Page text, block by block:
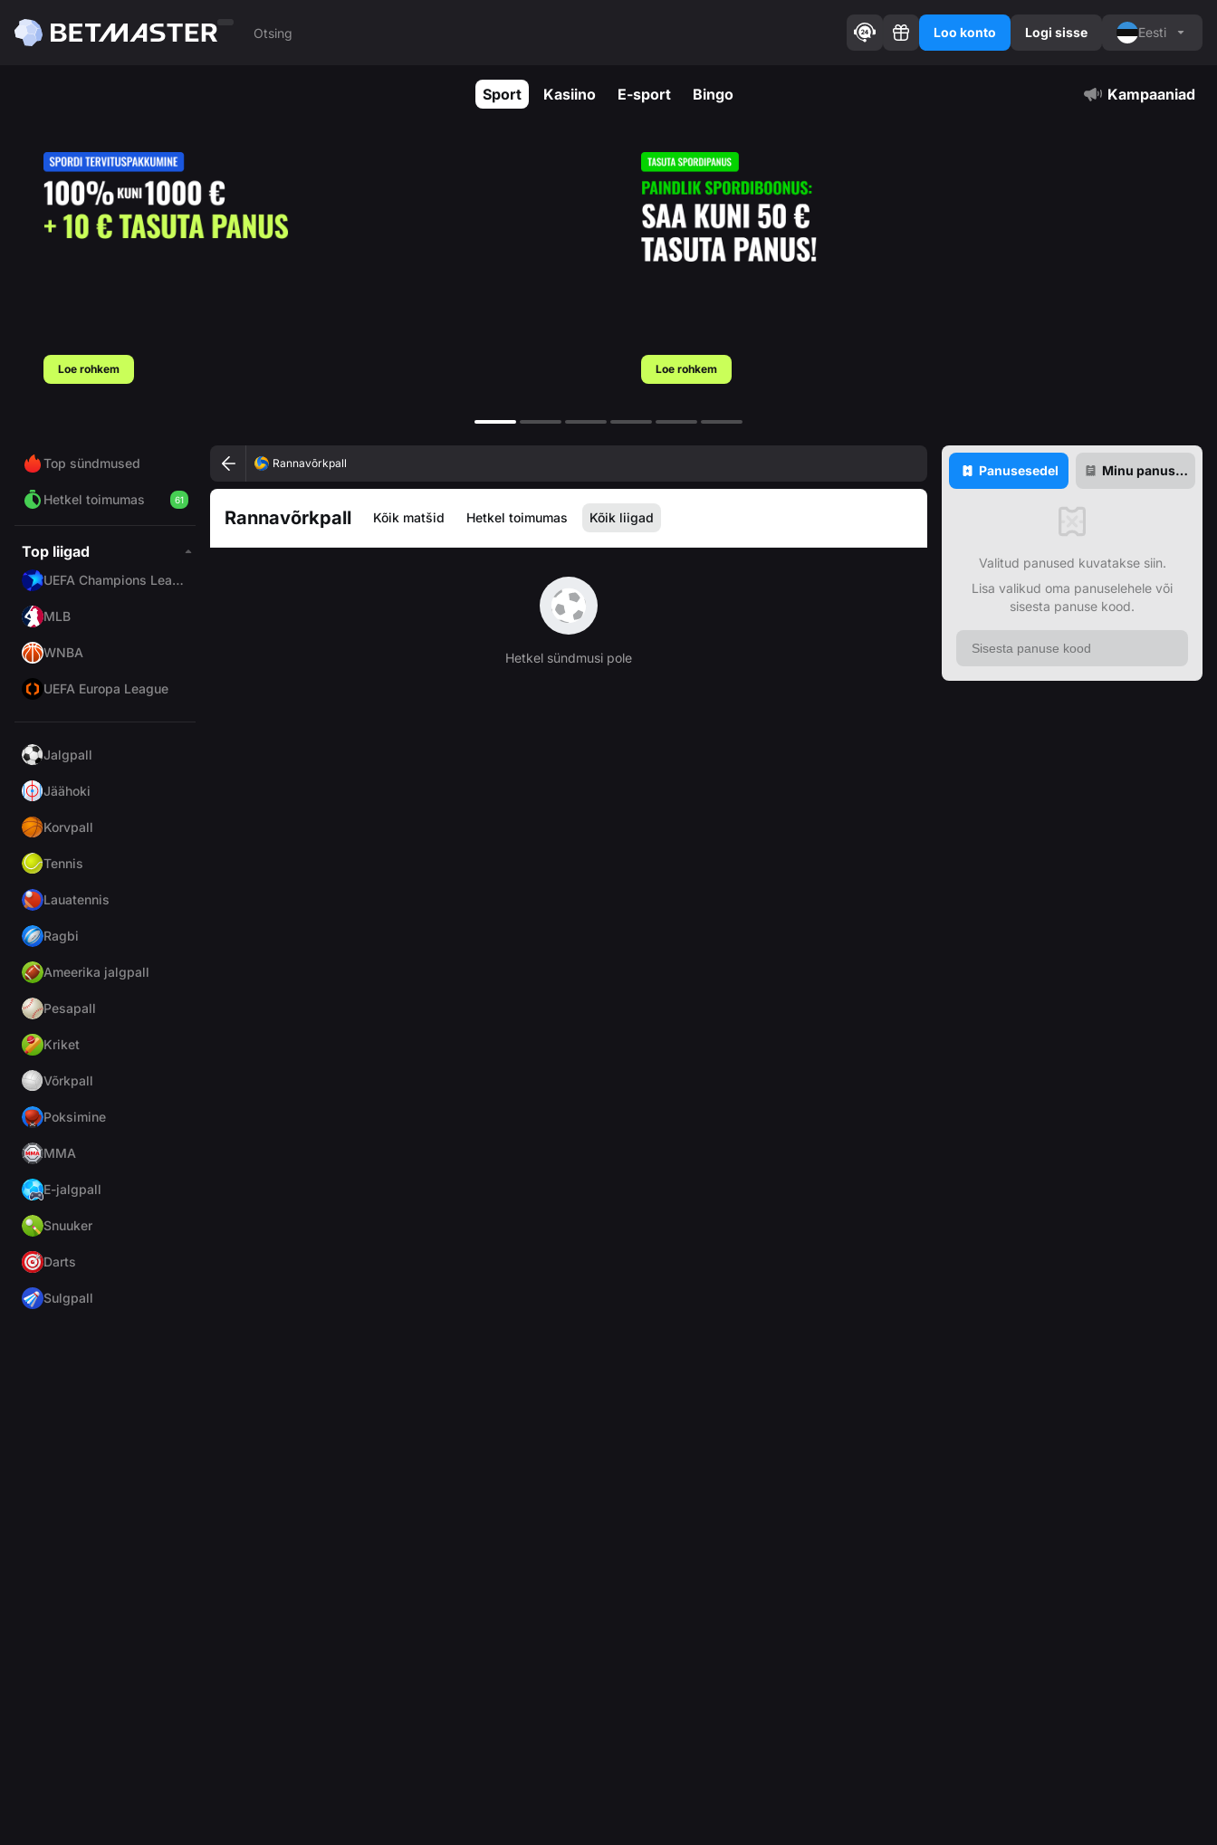
Loo konto Logi sisse Eesti
Sport Kasiino E-sport Bingo Kampaaniad
Loe rohkem Loe rohkem
Top sündmused
Hetkel toimumas 61
Top liigad
UEFA Champions League
MLB
WNBA
UEFA Europa League
Jalgpall
Jäähoki
Korvpall
Tennis
Lauatennis
Ragbi
Ameerika jalgpall
Pesapall
Kriket
Võrkpall
Poksimine
MMA
E-jalgpall
Snuuker
Darts
Sulgpall
Rannavõrkpall
Rannavõrkpall Kõik matšid Hetkel toimumas Kõik liigad
Hetkel sündmusi pole
Panusesedel
Minu panuse
Valitud panused kuvatakse siin.
Lisa valikud oma panuselehele või
sisesta panuse kood.